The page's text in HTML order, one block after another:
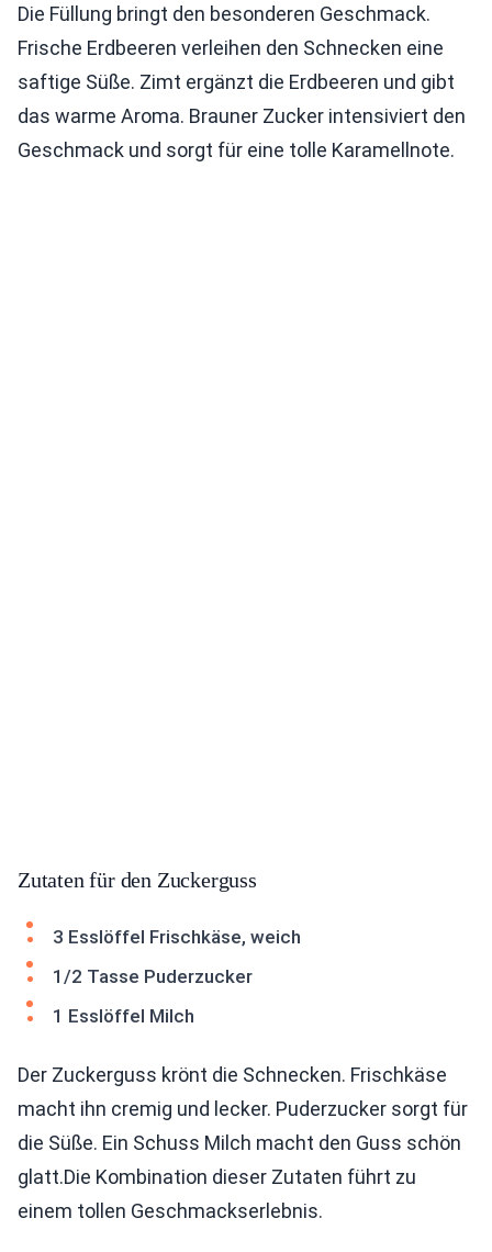
Die Füllung bringt den besonderen Geschmack.
Frische Erdbeeren verleihen den Schnecken eine
saftige Süße. Zimt ergänzt die Erdbeeren und gibt
das warme Aroma. Brauner Zucker intensiviert den
Geschmack und sorgt für eine tolle Karamellnote.
Zutaten für den Zuckerguss
3 Esslöffel Frischkäse, weich
1/2 Tasse Puderzucker
1 Esslöffel Milch
Der Zuckerguss krönt die Schnecken. Frischkäse
macht ihn cremig und lecker. Puderzucker sorgt für
die Süße. Ein Schuss Milch macht den Guss schön
glatt.Die Kombination dieser Zutaten führt zu
einem tollen Geschmackserlebnis.